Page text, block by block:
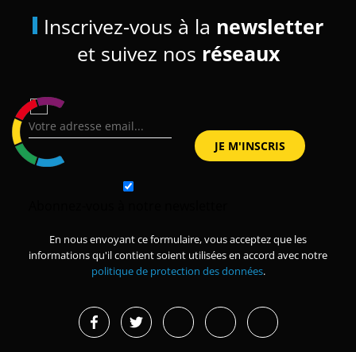
Inscrivez-vous à la newsletter
et suivez nos réseaux
En nous envoyant ce formulaire, vous acceptez que les
informations qu'il contient soient utilisées en accord avec notre
politique de protection des données.